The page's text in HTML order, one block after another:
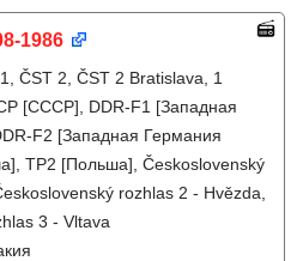
1986
ČST 2, ČST 2 Bratislava, 1
[СССР], DDR-F1 [Западная
F2 [Западная Германия
TP2 [Польша], Československý
rozhlas 2 - Hvězda,
3 - Vltava